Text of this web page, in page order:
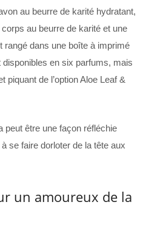
au beurre de karité hydratant,
au beurre de karité et une
rangé dans une boîte à imprimé
en six parfums, mais
piquant de l’option Aloe Leaf &
être une façon réfléchie
se faire dorloter de la tête aux
un amoureux de la